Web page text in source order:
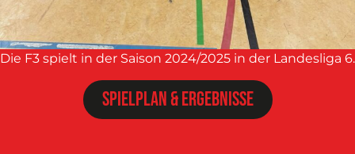
Die F3 spielt in der Saison 2024/2025 in der Landesliga 6.
Spielplan & Ergebnisse